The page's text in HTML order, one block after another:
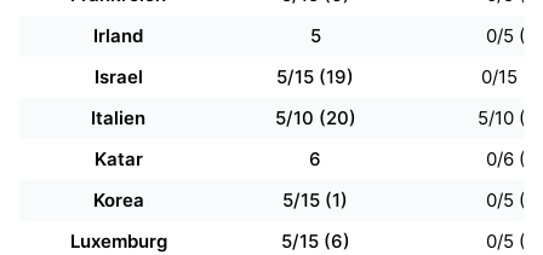
Irland
5
0/5 (4)
Israel
5/15 (19)
0/15
Italien
5/10 (20)
5/10
Katar
6
0/6 (4)
Korea
5/15 (1)
0/5 (4)
Luxemburg
5/15 (6)
0/5 (4)